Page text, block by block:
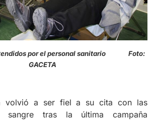
por el personal sanitario Foto:
GACETA
volvió a ser fiel a su cita con las
sangre tras la última campaña